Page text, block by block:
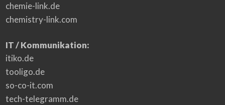
chemie-link.de
chemistry-link.com
IT / Kommunikation:
itiko.de
tooligo.de
so-co-it.com
tech-telegramm.de